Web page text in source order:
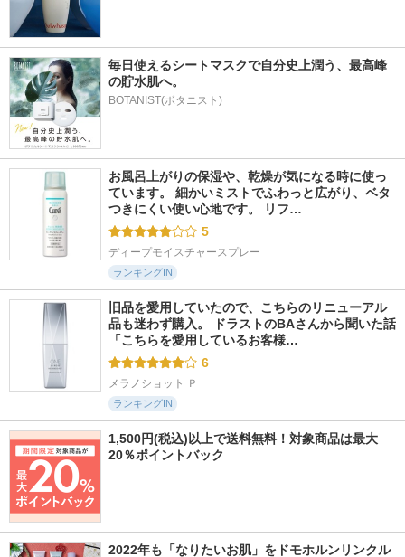
毎日使えるシートマスクで自分史上潤う、最高峰
の貯水肌へ。
BOTANIST(ボタニスト)
お風呂上がりの保湿や、乾燥が気になる時に使っ
ています。 細かいミストでふわっと広がり、ベタ
つきにくい使い心地です。 リフ…
5
ディープモイスチャースプレー
ランキングIN
旧品を愛用していたので、こちらのリニューアル
品も迷わず購入。 ドラストのBAさんから聞いた話
「こちらを愛用しているお客様…
6
メラノショット Ｐ
ランキングIN
1,500円(税込)以上で送料無料！対象商品は最大
20％ポイントバック
2022年も「なりたいお肌」をドモホルンリンクル